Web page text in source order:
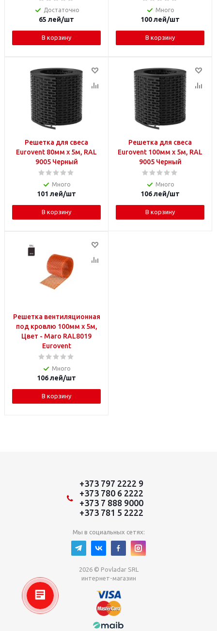
Достаточно
65 лей/шт
В корзину
Много
100лей/шт
В корзину
Решетка для свеса
Eurovent 80мм x 5м, RAL
9005 Черный
Много
101 лей/шт
В корзину
Решетка для свеса
Eurovent 100мм x 5м, RAL
9005 Черный
Много
106лей/шт
В корзину
Решетка вентиляционная
под кровлю 100мм x 5м,
Цвет - Maro RAL8019
Eurovent
Много
106лей/шт
В корзину
+373 797 2222 9
+373 780 6 2222
+373 7 888 9000
+373 781 5 2222
Мы в социальных сетях:
2026 © Povladar SRL
интернет-магазин